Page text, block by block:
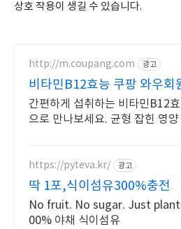
상호 작용이 생길 수 있습니다.
http://m.coupang.com 광고
비타민B12효능 쿠팡 와우회
간편하게 섭취하는 비타민B12
으로 만나보세요. 균형 잡힌 영양
https://pyteva.kr/ 광고
딱 1포,식이섬유300%충전
No fruit. No sugar. Just
00% 야채 식이섬유